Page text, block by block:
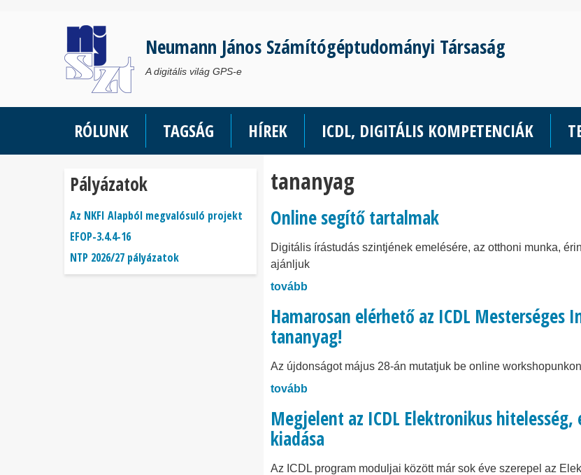
Neumann János Számítógéptudományi Társaság
A digitális világ GPS-e
RÓLUNK TAGSÁG HÍREK ICDL, DIGITÁLIS KOMPETENCIÁK
tananyag
Online segítő tartalmak
Digitális írástudás szintjének emelésére, az otthoni munka,
ajánljuk
tovább
Hamarosan elérhető az ICDL
tananyag!
Az újdonságot május 28-án mutatjuk be online
tovább
Megjelent az ICDL Elektronikus
kiadása
Az ICDL program moduljai között már sok éve szerepel az
Pályázatok
Az NKFI Alapból megvalósuló projekt
EFOP-3.4.4-16
NTP 2026/27 pályázatok